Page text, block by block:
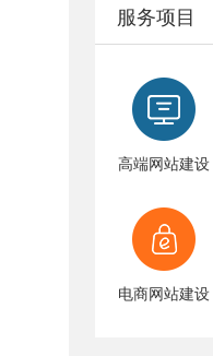
服务项目
高端网站建设
电商网站建设